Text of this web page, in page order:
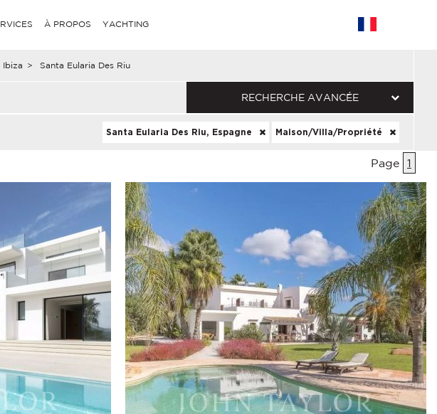
À PROPOS YACHTING
Ibiza > Santa Eularia Des Riu
RECHERCHE AVANCÉE
Santa Eularia Des Riu, Espagne Maison/Villa/Propriété
Page 1